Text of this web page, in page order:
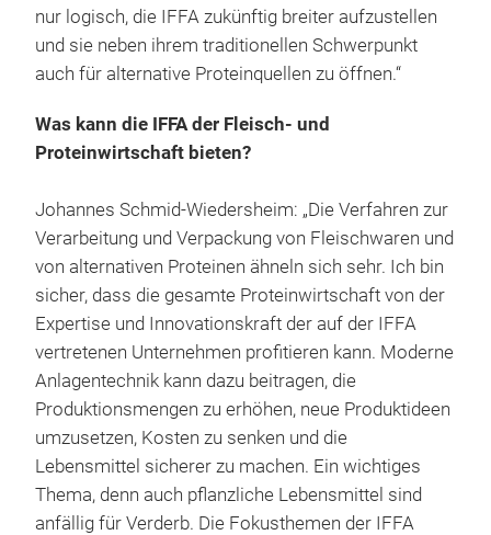
nur logisch, die IFFA zukünftig breiter aufzustellen
und sie neben ihrem traditionellen Schwerpunkt
auch für alternative Proteinquellen zu öffnen.“
Was kann die IFFA der Fleisch- und
Proteinwirtschaft bieten?
Johannes Schmid-Wiedersheim: „Die Verfahren zur
Verarbeitung und Verpackung von Fleischwaren und
von alternativen Proteinen ähneln sich sehr. Ich bin
sicher, dass die gesamte Proteinwirtschaft von der
Expertise und Innovationskraft der auf der IFFA
vertretenen Unternehmen profitieren kann. Moderne
Anlagentechnik kann dazu beitragen, die
Produktionsmengen zu erhöhen, neue Produktideen
umzusetzen, Kosten zu senken und die
Lebensmittel sicherer zu machen. Ein wichtiges
Thema, denn auch pflanzliche Lebensmittel sind
anfällig für Verderb. Die Fokusthemen der IFFA